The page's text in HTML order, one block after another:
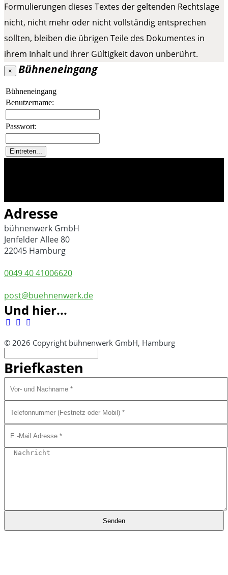
Formulierungen dieses Textes der geltenden Rechtslage
nicht, nicht mehr oder nicht vollständig entsprechen
sollten, bleiben die übrigen Teile des Dokumentes in
ihrem Inhalt und ihrer Gültigkeit davon unberührt.
× Bühneneingang
Bühneneingang
Benutzername:
Passwort:
Adresse
bühnenwerk GmbH
Jenfelder Allee 80
22045 Hamburg
0049 40 41006620
post@buehnenwerk.de
Und hier...
© 2026 Copyright bühnenwerk GmbH, Hamburg
Briefkasten